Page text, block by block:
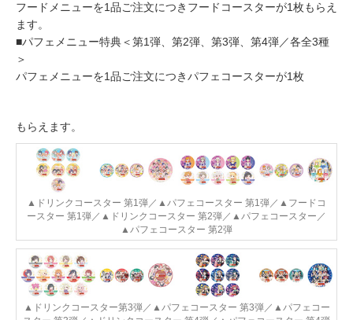
フードメニューを1品ご注文につきフードコースターが1枚もらえ
ます。
■パフェメニュー特典＜第1弾、第2弾、第3弾、第4弾／各全3種
＞
パフェメニューを1品ご注文につきパフェコースターが1枚
もらえます。
▲ドリンクコースター 第1弾／▲パフェコースター 第1弾／▲フードコ
ースター 第1弾／▲ドリンクコースター 第2弾／▲パフェコースター／
▲パフェコースター 第2弾
▲ドリンクコースター第3弾／▲パフェコースター 第3弾／▲パフェコー